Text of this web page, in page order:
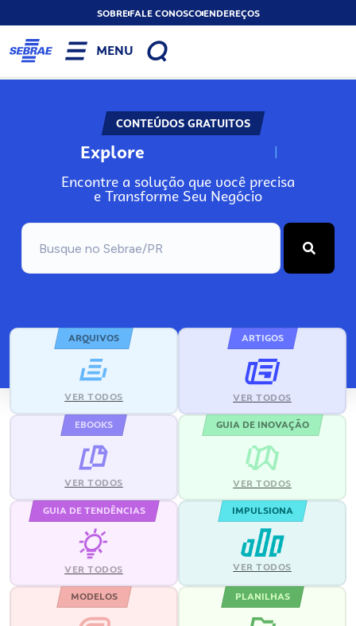
SOBREFALE CONOSCOENDEREÇOS
MENU
CONTEÚDOS GRATUITOS
Explore N
Encontre a solução que você precisa
e Transforme Seu Negócio
ARQUIVOS
VER TODOS
ARTIGOS
VER TODOS
EBOOKS
VER TODOS
GUIA DE INOVAÇÃO
VER TODOS
GUIA DE TENDÊNCIAS
VER TODOS
IMPULSIONA
VER TODOS
MODELOS PLANILHAS